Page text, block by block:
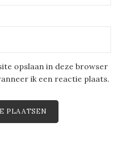
opslaan in deze browser
ik een reactie plaats.